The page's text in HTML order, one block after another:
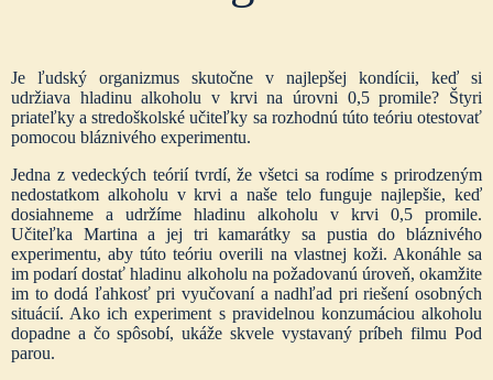
Je ľudský organizmus skutočne v najlepšej kondícii, keď si
udržiava hladinu alkoholu v krvi na úrovni 0,5 promile? Štyri
priateľky a stredoškolské učiteľky sa rozhodnú túto teóriu otestovať
pomocou bláznivého experimentu.
Jedna z vedeckých teórií tvrdí, že všetci sa rodíme s prirodzeným
nedostatkom alkoholu v krvi a naše telo funguje najlepšie, keď
dosiahneme a udržíme hladinu alkoholu v krvi 0,5 promile.
Učiteľka Martina a jej tri kamarátky sa pustia do bláznivého
experimentu, aby túto teóriu overili na vlastnej koži. Akonáhle sa
im podarí dostať hladinu alkoholu na požadovanú úroveň, okamžite
im to dodá ľahkosť pri vyučovaní a nadhľad pri riešení osobných
situácií. Ako ich experiment s pravidelnou konzumáciou alkoholu
dopadne a čo spôsobí, ukáže skvele vystavaný príbeh filmu Pod
parou.